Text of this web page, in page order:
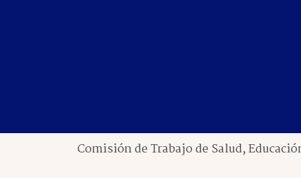
Comisión de Trabajo de Salud,